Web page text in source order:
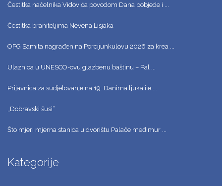
Čestitka načelnika Vidovića povodom Dana pobjede i ...
Čestitka braniteljima Nevena Lisjaka
OPG Samita nagrađen na Porcijunkulovu 2026 za krea ...
Ulaznica u UNESCO-ovu glazbenu baštinu – Pal ...
Prijavnica za sudjelovanje na 19. Danima ljuka i e ...
„Dobravski šusi“
Što mjeri mjerna stanica u dvorištu Palače međimur ...
Kategorije